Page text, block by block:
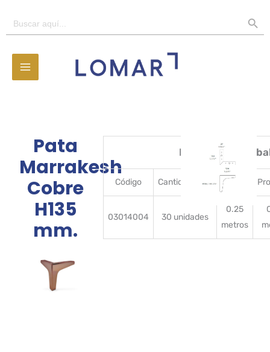
Buscar:
Pata
Marrakesh
Cobre
H135
mm.
Detalles del
Código CantidadBulto Ancho
03014004 30 unidades
0.25
metros